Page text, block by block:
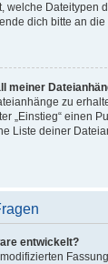
welche Dateitypen
dich bitte an
meiner
zu
„Einstieg“ einen
Liste deiner
entwickelt?